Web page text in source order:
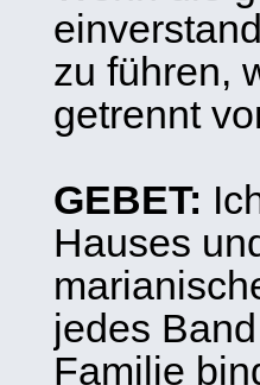
zu führen,
getrennt
GEBET:
Hauses
jedes
Familie